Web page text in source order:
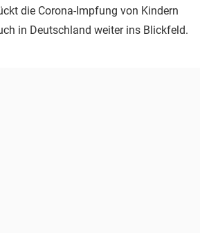
die Corona-Impfung von Kindern
in Deutschland weiter ins Blickfeld.